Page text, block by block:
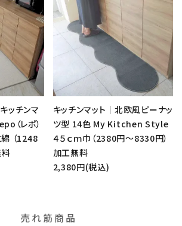
ッチンマ
（レポ）
（1248
キッチンマット｜北欧風ピーナッ
ツ型 14色 My Kitchen Style
４５ｃｍ巾（2380円～8330円）
加工無料
2,380円(税込)
売れ筋商品